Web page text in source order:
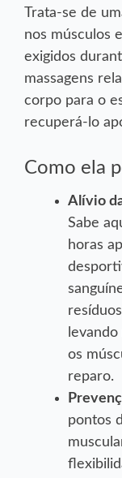
Trata-se de
nos músculos
exigidos
massagens
corpo para o
recuperá-lo
Como ela
Alívio
Sabe
horas
os
reparo.
pontos